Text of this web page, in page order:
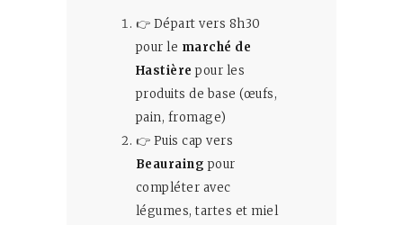
👉 Départ vers 8h30
pour le marché de
Hastière pour les
produits de base (œufs,
pain, fromage)
👉 Puis cap vers
Beauraing pour
compléter avec
légumes, tartes et miel